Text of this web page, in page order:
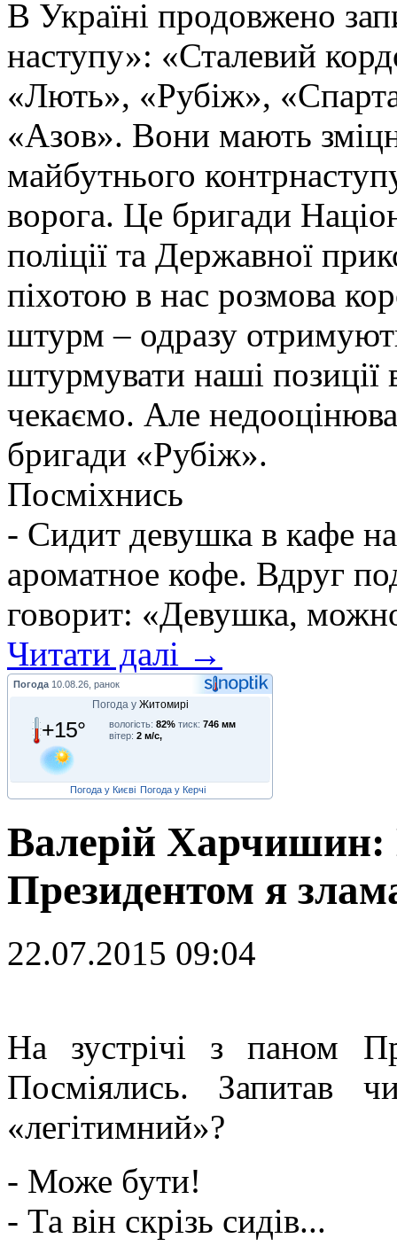
В Україні продовжено
наступу»: «Сталевий
«Лють», «Рубіж»,
«Азов». Вони мають
майбутнього
ворога. Це бригади
поліції та Державної
піхотою в нас розмова
штурм – одразу
штурмувати наші позиції
чекаємо. Але
бригади «Рубіж».
Посміхнись
- Сидит девушка в кафе
ароматное кофе. Вдруг
говорит: «Девушка,
Читати далі →
Погода 10.08.26, ранок
Погода у Житомирі
+15° вологість: 82% тиск: 746 мм
вітер: 2 м/с,
Погода у Києві Погода у Керчі
Валерій Харчишин:
Президентом я
22.07.2015 09:04
На зустрічі з паном
Посміялись. Запитав
«легітимний»?
- Може бути!
- Та він скрізь сидів...